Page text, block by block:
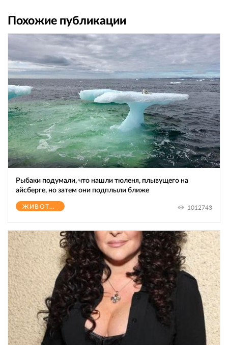
Похожие публикации
Рыбаки подумали, что нашли тюленя, плывущего на
айсберге, но затем они подплыли ближе
ЖИВОТНЫЕ 1012743